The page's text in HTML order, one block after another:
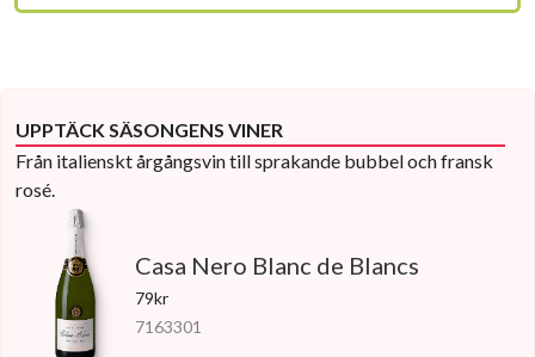
UPPTÄCK SÄSONGENS VINER
Från italienskt årgångsvin till sprakande bubbel och fransk
rosé.
Casa Nero Blanc de Blancs
79kr
7163301